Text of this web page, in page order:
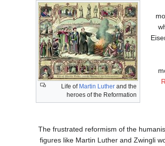
Life of Martin Luther and the
heroes of the Reformation
The frustrated reformism of the
figures like Martin Luther and Zwingli